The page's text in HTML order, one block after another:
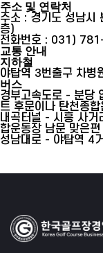
주소 및 연락처
주소 : 경기도 성남시
층)
전화번호 : 031)
교통 안내
지하철
야탑역 3번출구 차병
버스
경부고속도로 - 분당
트 후문이나 탄천종
내곡터널 - 시흥 사거
합운동장 남문 맞은편
성남대로 - 야탑역 4